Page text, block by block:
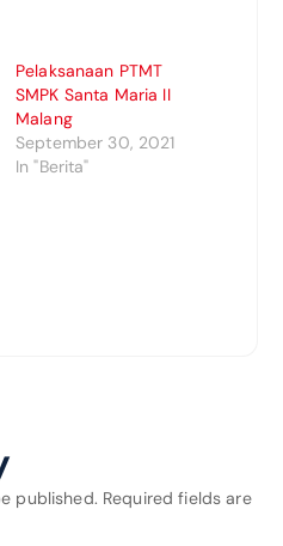
Pelaksanaan PTMT
SMPK Santa Maria II
Malang
September 30, 2021
In "Berita"
published. Required fields are